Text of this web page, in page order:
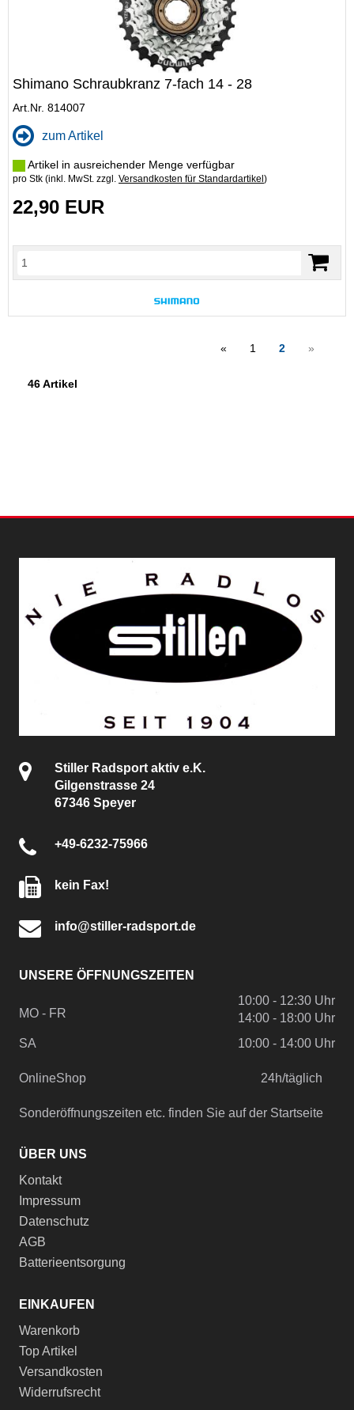
Shimano Schraubkranz 7-fach 14 - 28
Art.Nr. 814007
zum Artikel
Artikel in ausreichender Menge verfügbar
pro Stk (inkl. MwSt. zzgl. Versandkosten für Standardartikel )
22,90 EUR
« 1 2 »
46 Artikel
Stiller Radsport aktiv e.K.
Gilgenstrasse 24
67346 Speyer
+49-6232-75966
kein Fax!
info@stiller-radsport.de
UNSERE ÖFFNUNGSZEITEN
MO - FR
10:00 - 12:30 Uhr
14:00 - 18:00 Uhr
SA
10:00 - 14:00 Uhr
OnlineShop 24h/täglich
Sonderöffnungszeiten etc. finden Sie auf der Startseite
ÜBER UNS
Kontakt
Impressum
Datenschutz
AGB
Batterieentsorgung
EINKAUFEN
Warenkorb
Top Artikel
Versandkosten
Widerrufsrecht